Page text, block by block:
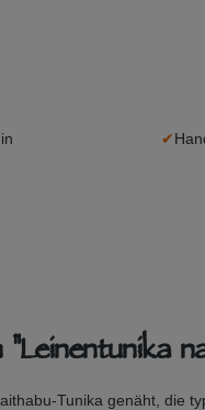
✔
Tunika genäht, die